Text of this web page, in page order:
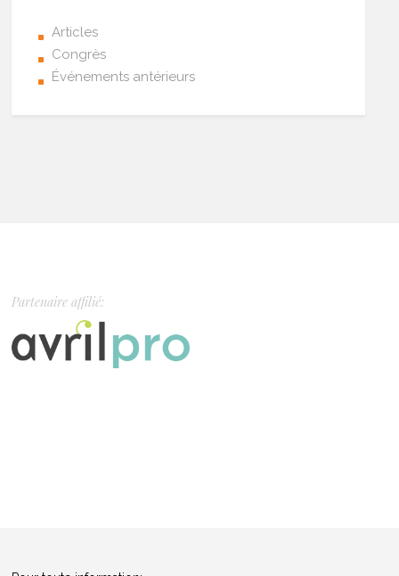
Articles
Congrès
Événements antérieurs
Partenaire affilié: